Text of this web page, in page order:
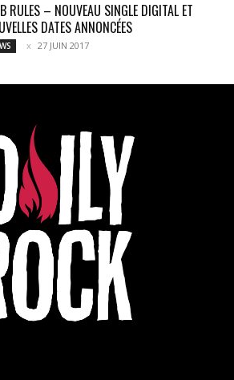
RULES – NOUVEAU SINGLE DIGITAL ET
DATES ANNONCÉES
27 JUIN 2017